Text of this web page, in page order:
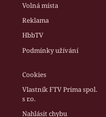
Volná místa
Reklama
HbbTV
Podmínky užívání
Cookies
Vlastník FTV Prima spol.
s r.o.
Nahlásit chybu